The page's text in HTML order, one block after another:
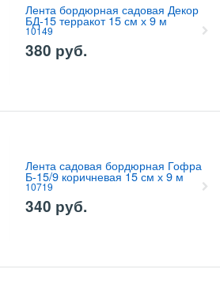
Лента бордюрная садовая Декор
БД-15 терракот 15 см х 9 м
10149
380 руб.
Лента садовая бордюрная Гофра
Б-15/9 коричневая 15 см х 9 м
10719
340 руб.